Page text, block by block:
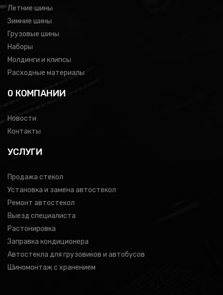
Летние шины
Зимние шины
Грузовые шины
Наборы
Молдинги и клипсы
Расходные материалы
0 КОМПАНИИ
Новости
Контакты
УСЛУГИ
Продажа стекол
Установка и замена автостекол
Ремонт автостекол
Выезд специалиста
Растонировка
Заправка кондиционера
Автостекла для грузовиков и автобусов
Шиномонтаж с хранением